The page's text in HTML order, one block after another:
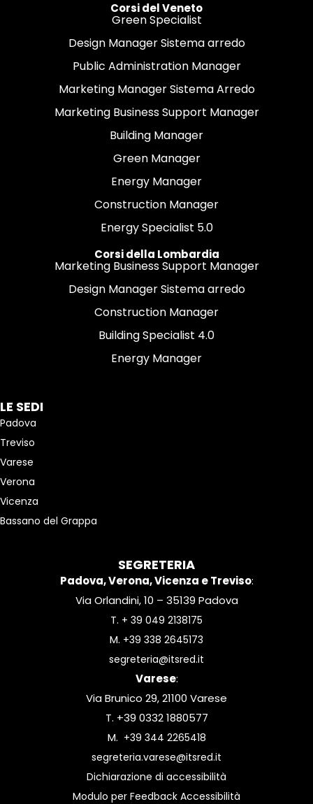
Corsi del Veneto
Green Specialist
Design Manager Sistema arredo
Public Administration Manager
Marketing Manager Sistema Arredo
Marketing Business Support Manager
Building Manager
Green Manager
Energy Manager
Construction Manager
Energy Specialist 5.0
Corsi della Lombardia
Marketing Business Support Manager
Design Manager Sistema arredo
Construction Manager
Building Specialist 4.0
Energy Manager
LE SEDI
Padova
Treviso
Varese
Verona
Vicenza
Bassano del Grappa
SEGRETERIA
Padova, Verona, Vicenza e Treviso:
Via Orlandini, 10 – 35139 Padova
T. + 39 049 2138175
M. +39 338 2645173
segreteria@itsred.it
Varese:
Via Brunico 29, 21100 Varese
T. +39 0332 1880577
M. +39 344 2265418
segreteria.varese@itsred.it
Dichiarazione di accessibilità
Modulo per Feedback Accessibilità